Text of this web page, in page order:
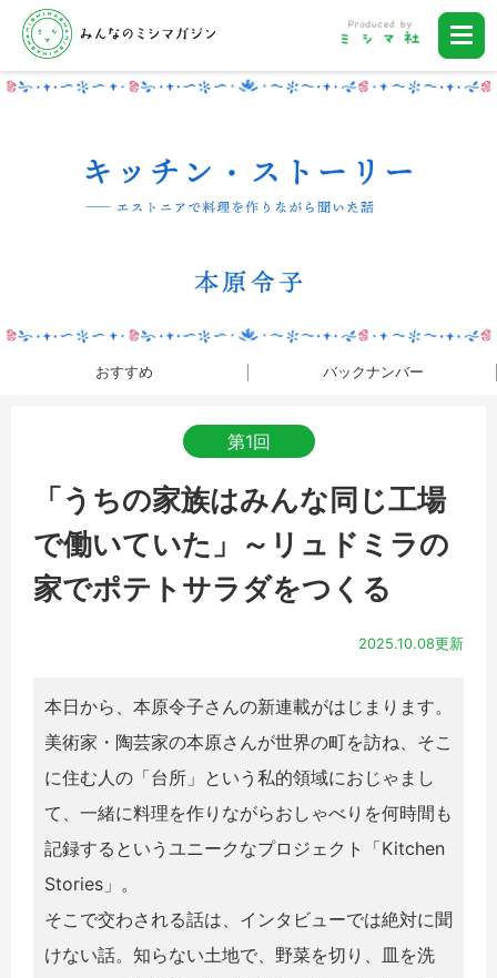
おすすめ バックナンバー
第1回
「うちの家族はみんな同じ工場
で働いていた」～リュドミラの
家でポテトサラダをつくる
2025.10.08更新
本日から、本原令子さんの新連載がはじまります。
美術家・陶芸家の本原さんが世界の町を訪ね、そこ
に住む人の「台所」という私的領域におじゃまし
て、一緒に料理を作りながらおしゃべりを何時間も
記録するというユニークなプロジェクト「Kitchen
Stories」。
そこで交わされる話は、インタビューでは絶対に聞
けない話。知らない土地で、野菜を切り、皿を洗